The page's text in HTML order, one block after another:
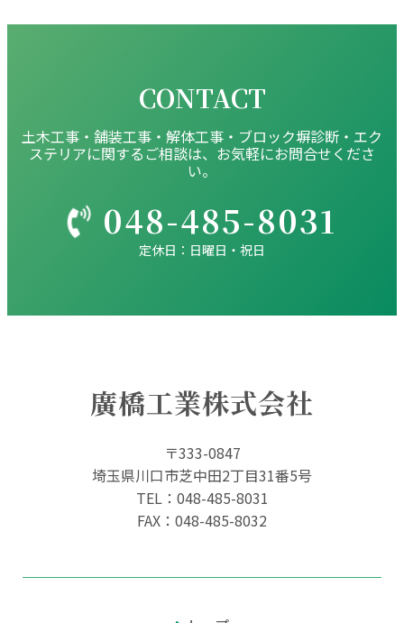
CONTACT
土木工事・舗装工事・解体工事・ブロック塀診断・エク
ステリアに関するご相談は、お気軽にお問合せくださ
い。
048-485-8031
定休日：日曜日・祝日
廣橋工業株式会社
〒333-0847
埼玉県川口市芝中田2丁目31番5号
TEL： 048-485-8031
FAX：048-485-8032